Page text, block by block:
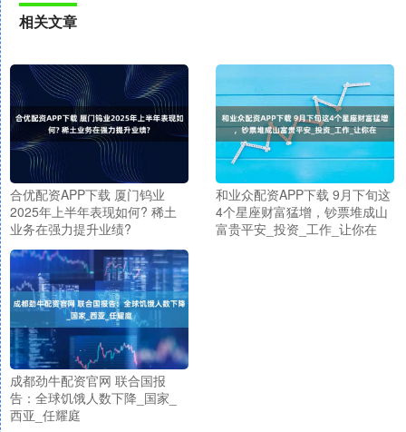
相关文章
合优配资APP下载 厦门钨业
2025年上半年表现如何? 稀土
业务在强力提升业绩?
和业众配资APP下载 9月下旬这
4个星座财富猛增，钞票堆成山
富贵平安_投资_工作_让你在
成都劲牛配资官网 联合国报
告：全球饥饿人数下降_国家_
西亚_任耀庭